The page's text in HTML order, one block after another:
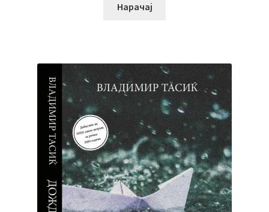
Нарачај